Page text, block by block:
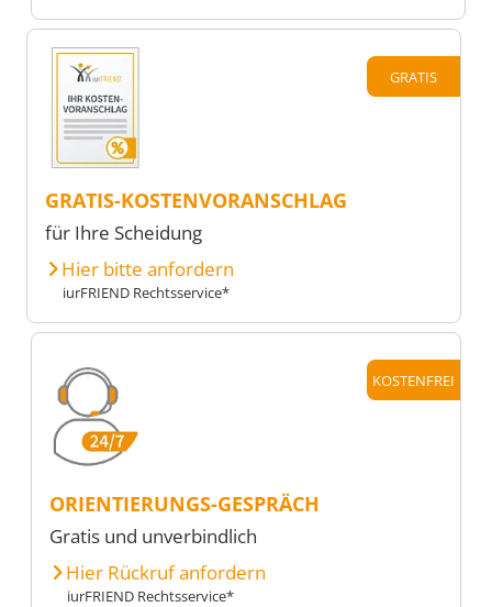
GRATIS
GRATIS-KOSTENVORANSCHLAG
für Ihre Scheidung
Hier bitte anfordern
iurFRIEND Rechtsservice*
KOSTENFREI
ORIENTIERUNGS-GESPRÄCH
Gratis und unverbindlich
Hier Rückruf anfordern
iurFRIEND Rechtsservice*